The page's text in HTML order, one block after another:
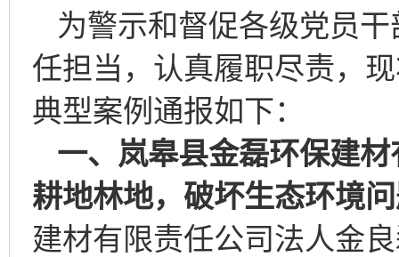
为警示和督促各级党员
任担当，认真履职尽责，
典型案例通报如下：
一、岚皋县金磊环保建
耕地林地，破坏生态环境
建材有限责任公司法人金